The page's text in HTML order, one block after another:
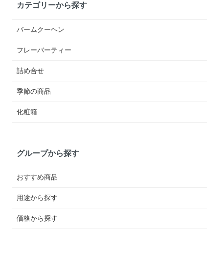
カテゴリーから探す
バームクーヘン
フレーバーティー
詰め合せ
季節の商品
化粧箱
グループから探す
おすすめ商品
用途から探す
価格から探す